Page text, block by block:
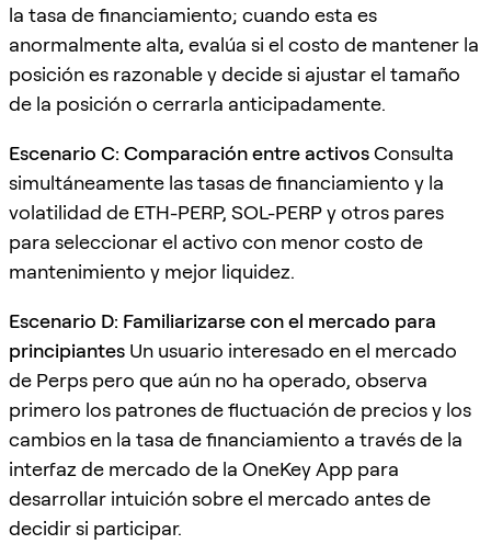
la tasa de financiamiento; cuando esta es
anormalmente alta, evalúa si el costo de mantener la
posición es razonable y decide si ajustar el tamaño
de la posición o cerrarla anticipadamente.
Escenario C: Comparación entre activosConsulta
simultáneamente las tasas de financiamiento y la
volatilidad de ETH-PERP, SOL-PERP y otros pares
para seleccionar el activo con menor costo de
mantenimiento y mejor liquidez.
Escenario D: Familiarizarse con el mercado para
principiantes Un usuario interesado en el mercado
de Perps pero que aún no ha operado, observa
primero los patrones de fluctuación de precios y los
cambios en la tasa de financiamiento a través de la
interfaz de mercado de la OneKey App para
desarrollar intuición sobre el mercado antes de
decidir si participar.